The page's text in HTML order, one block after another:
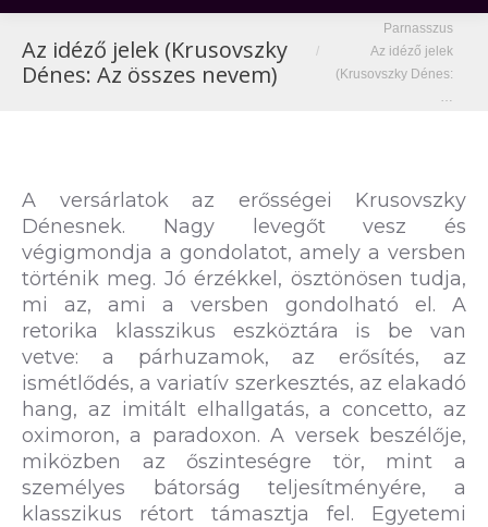
Az idéző jelek (Krusovszky
Dénes: Az összes nevem)
You are here:Parnasszus
Az idéző jelek
(Krusovszky Dénes:
A versárlatok az erősségei Krusovszky
Dénesnek. Nagy levegőt vesz és
végigmondja a gondolatot, amely a versben
történik meg. Jó érzékkel, ösztönösen tudja,
mi az, ami a versben gondolható el. A
retorika klasszikus eszköztára is be van
vetve: a párhuzamok, az erősítés, az
ismétlődés, a variatív szerkesztés, az elakadó
hang, az imitált elhallgatás, a concetto, az
oximoron, a paradoxon. A versek beszélője,
miközben az őszinteségre tör, mint a
személyes bátorság teljesítményére, a
klasszikus rétort támasztja fel. Egyetemi